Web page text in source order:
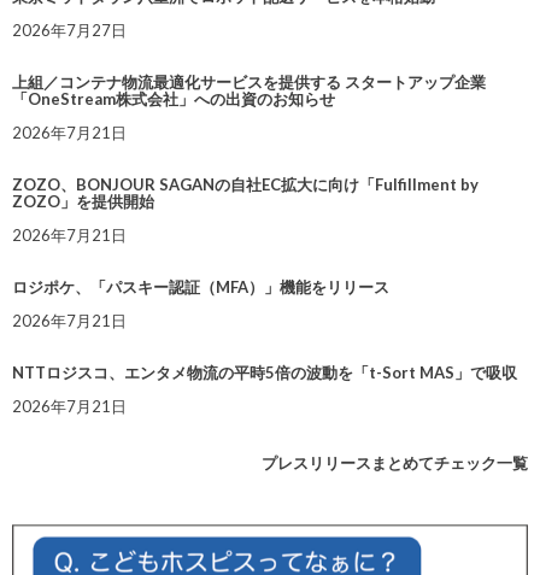
2026年7月27日
上組／コンテナ物流最適化サービスを提供する スタートアップ企業
「OneStream株式会社」への出資のお知らせ
2026年7月21日
ZOZO、BONJOUR SAGANの自社EC拡大に向け「Fulfillment by
ZOZO」を提供開始
2026年7月21日
ロジポケ、「パスキー認証（MFA）」機能をリリース
2026年7月21日
NTTロジスコ、エンタメ物流の平時5倍の波動を「t-Sort MAS」で吸収
2026年7月21日
プレスリリースまとめてチェック一覧